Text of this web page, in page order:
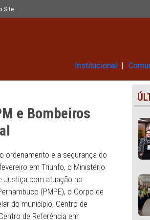
ordenamento do
PM e
promover o ordenamento e a
17 e 22 de fevereiro em Triunfo, o
de Justiça com atuação no